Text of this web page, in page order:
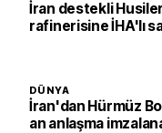
İran destekli
rafinerisine İHA'lı
DÜNYA
İran'dan Hürmüz
an anlaşma